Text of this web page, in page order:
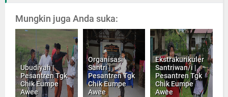
Mungkin juga Anda suka:
Ubudiyah |
Pesantren Tgk
Chik Eumpe
Awee
Organisasi
Santri |
Pesantren Tgk
Chik Eumpe
Awee
Ekstrakurikuler
Santriwan/i |
Pesantren Tgk
Chik Eumpe
Awee